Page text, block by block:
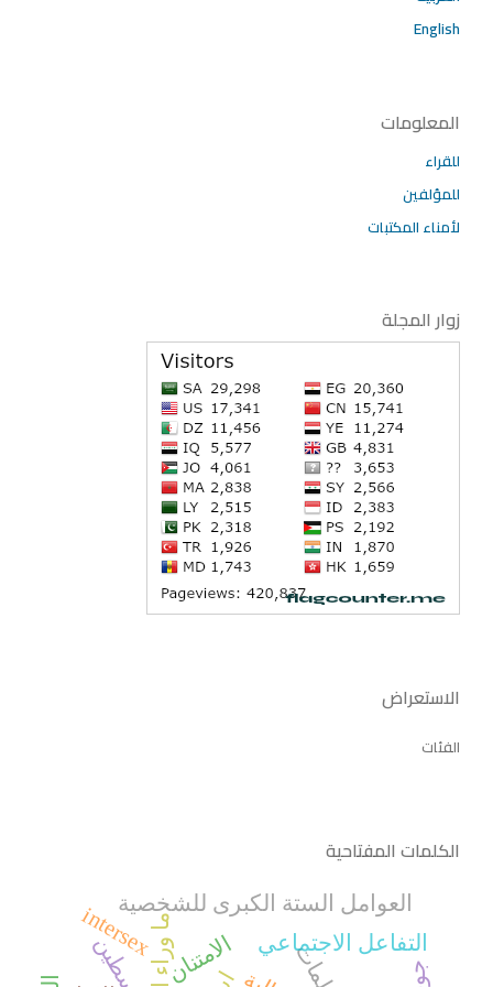
English
المعلومات
للقراء
للمؤلفين
لأمناء المكتبات
زوار المجلة
الاستعراض
الفئات
الكلمات المفتاحية
العوامل الستة الكبرى للشخصية
الامتنان التفاعل الاجتماعي intersex